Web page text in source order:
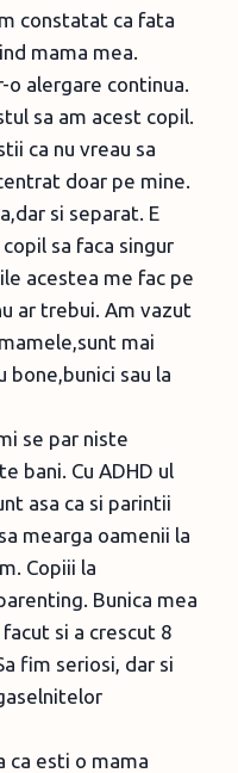
constatat ca fata
mama mea.
alergare continua.
sa am acest copil.
ca nu vreau sa
doar pe mine.
si separat. E
sa faca singur
acestea me fac pe
ar trebui. Am vazut
mai
bone,bunici sau la
se par niste
bani. Cu ADHD ul
asa ca si parintii
mearga oamenii la
Copiii la
Bunica mea
si a crescut 8
fim seriosi, dar si
ca esti o mama